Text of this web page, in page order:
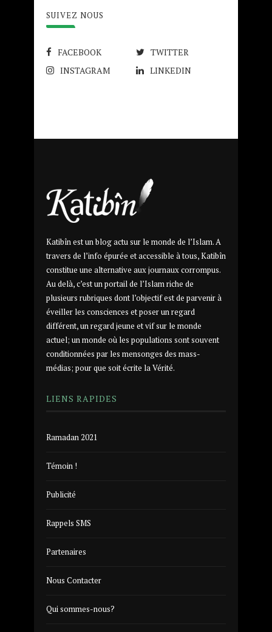
SUIVEZ NOUS
FACEBOOK
TWITTER
INSTAGRAM
LINKEDIN
Katibîn est un blog actu sur le monde de l’Islam. A
travers de l’info épurée et accessible à tous, Katibîn
constitue une alternative aux journaux corrompus.
Au delà, c’est un portail de l’Islam riche de
plusieurs rubriques dont l’objectif est de parvenir à
éveiller les consciences et poser un regard
différent, un regard jeune et vif sur le monde
actuel; un monde où les populations sont souvent
conditionnées par les mensonges des mass-
médias; pour que soit écrite la Vérité.
LIENS RAPIDES
Ramadan 2021
Témoin !
Publicité
Rappels SMS
Partenaires
Nous Contacter
Qui sommes-nous?